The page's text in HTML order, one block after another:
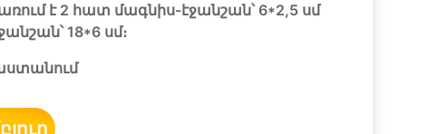
է 2 հատ մագնիս-էջանշան՝ 6*2,5 սմ
18*6 սմ։